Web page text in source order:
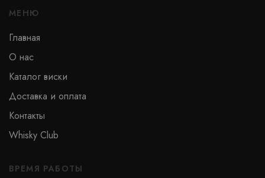
МЕНЮ
Главная
О нас
Каталог виски
Доставка и оплата
Контакты
Whisky Club
ВРЕМЯ РАБОТЫ